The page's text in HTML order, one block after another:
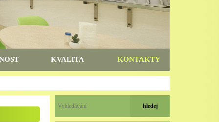
KVALITA KONTAKTY